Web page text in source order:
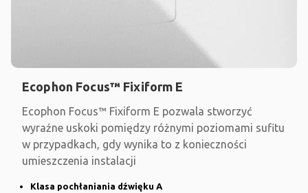
Ecophon Focus™ Fixiform E
Ecophon Focus™ Fixiform E pozwala stworzyć
wyraźne uskoki pomiędzy różnymi poziomami sufitu
w przypadkach, gdy wynika to z konieczności
umieszczenia instalacji
Klasa pochłaniania dźwięku A